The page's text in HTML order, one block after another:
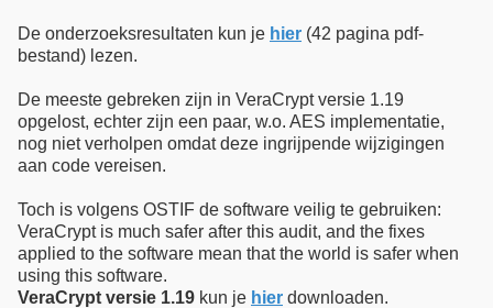
De onderzoeksresultaten kun je hier (42 pagina pdf-
bestand) lezen.
De meeste gebreken zijn in VeraCrypt versie 1.19
opgelost, echter zijn een paar, w.o. AES implementatie,
nog niet verholpen omdat deze ingrijpende wijzigingen
aan code vereisen.
Toch is volgens OSTIF de software veilig te gebruiken:
VeraCrypt is much safer after this audit, and the fixes
applied to the software mean that the world is safer when
using this software.
VeraCrypt versie 1.19 kun je hier downloaden.